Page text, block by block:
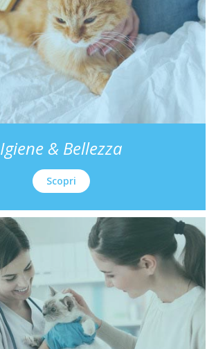
Igiene & Bellezza
Scopri